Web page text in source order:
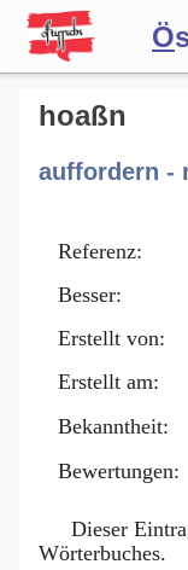
Ö
Forum
Blog
hoaßn
auffordern -
Referenz:
Besser:
Erstellt von:
Erstellt am:
Bekanntheit:
Bewertungen:
Dieser
Wörterbuches.